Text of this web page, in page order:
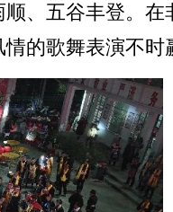
、五谷丰登。
的歌舞表演不时